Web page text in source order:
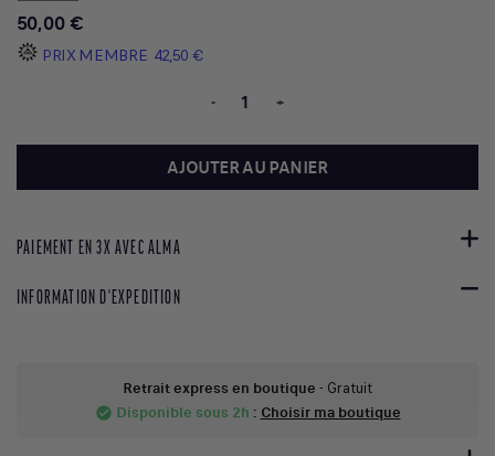
50,00 €
PRIX MEMBRE 42,50 €
- +
AJOUTER AU PANIER
PAIEMENT EN 3X AVEC ALMA
INFORMATION D'EXPEDITION
Retrait express en boutique - Gratuit
check_circle Disponible sous 2h : Choisir ma boutique